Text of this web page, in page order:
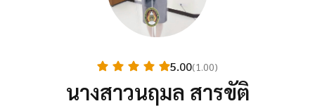
5.00(1.00)
นางสาวนฤมล สารขัติ